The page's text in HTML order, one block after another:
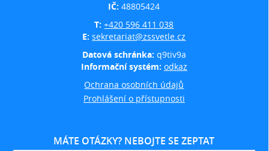
IČ:48805424
T:+420 596 411 038
E:sekretariat@zssvetle.cz
Datová schránka: q9tiv9a
Informační systém: odkaz
Ochrana osobních údajů
Prohlášení o přístupnosti
MÁTE OTÁZKY? NEBOJTE SE ZEPTAT